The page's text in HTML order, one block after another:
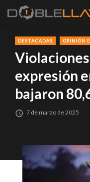
DESTACADAS OPINIÓN
expresión
bajaron
7 de marzo de 2025